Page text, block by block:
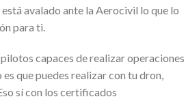
está avalado ante la Aerocivil lo que lo
para ti.
capaces de realizar operaciones
que puedes realizar con tu dron,
sí con los certificados